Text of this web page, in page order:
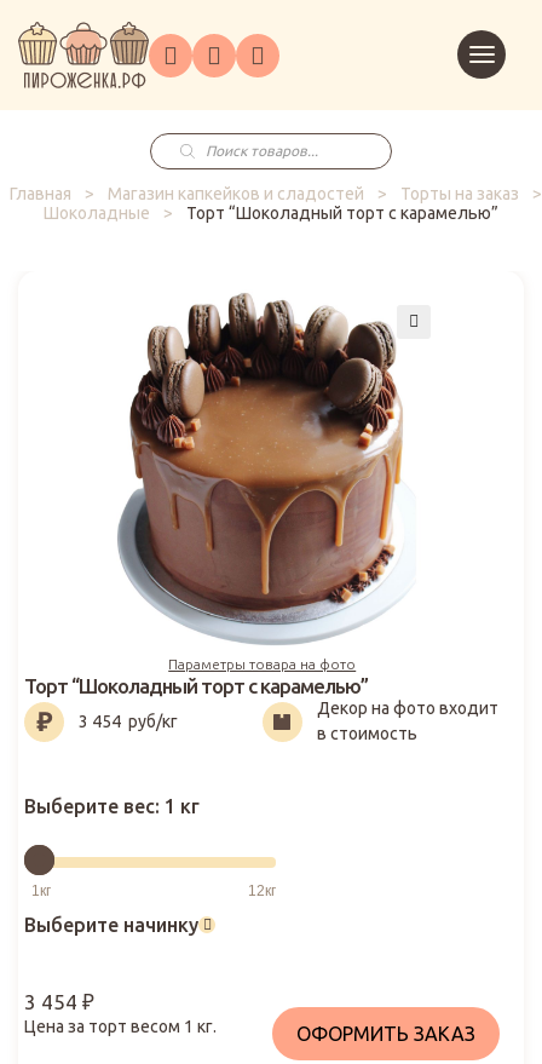
ГлавнаяКаталог
на
заказ
Праздники
Корпоративным
клиентам
в
корзину
Поиск
товаров
Главная
> Магазин капкейков и сладостей > Торты на заказ
>
Шоколадные
> Торт “Шоколадный торт с карамелью”
Параметры товара на фото
3 454₽
Торт “Шоколадный торт с карамелью”
3 454 руб/кг
Декор на фото входит
в стоимость
Выберите вес: 1 кг
Выберите начинку
3 454 ₽
Цена за торт весом 1 кг. ОФОРМИТЬ ЗАКАЗ